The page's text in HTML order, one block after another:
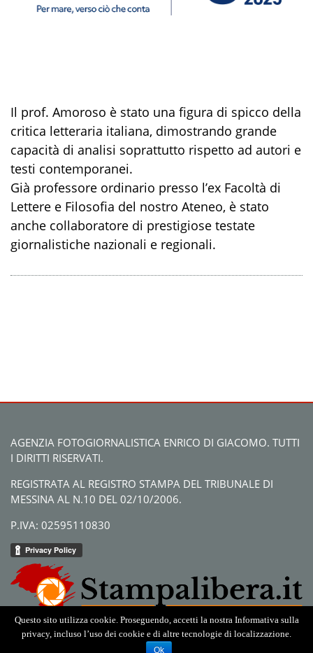
Il prof. Amoroso è stato una figura di spicco della
critica letteraria italiana, dimostrando grande
capacità di analisi soprattutto rispetto ad autori e
testi contemporanei.
Già professore ordinario presso l’ex Facoltà di
Lettere e Filosofia del nostro Ateneo, è stato
anche collaboratore di prestigiose testate
giornalistiche nazionali e regionali.
AGENZIA FOTOGIORNALISTICA ENRICO DI GIACOMO. TUTTI
I DIRITTI RISERVATI.
REGISTRATA AL REGISTRO STAMPA DEL TRIBUNALE DI
MESSINA AL N.10 DEL 02/10/2006.
P.IVA: 02595110830
Questo sito utilizza cookie. Proseguendo, accetti la nostra Informativa sulla
privacy, incluso l’uso dei cookie e di altre tecnologie di localizzazione.
Ok